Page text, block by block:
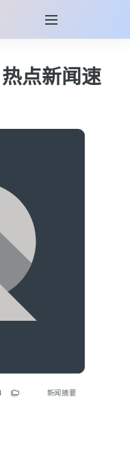
点新闻速
新闻摘要